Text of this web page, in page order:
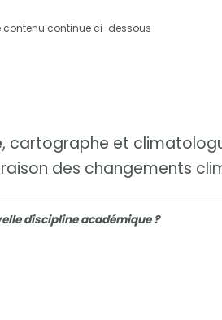
contenu continue ci-dessous
cartographe et
des changements
discipline académique ?